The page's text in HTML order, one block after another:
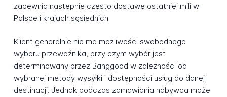
zapewnia następnie często dostawę ostatniej mili w
Polsce i krajach sąsiednich.
Klient generalnie nie ma możliwości swobodnego
wyboru przewoźnika, przy czym wybór jest
determinowany przez Banggood w zależności od
wybranej metody wysyłki i dostępności usług do danej
destinacji. Jednak podczas zamawiania nabywca może